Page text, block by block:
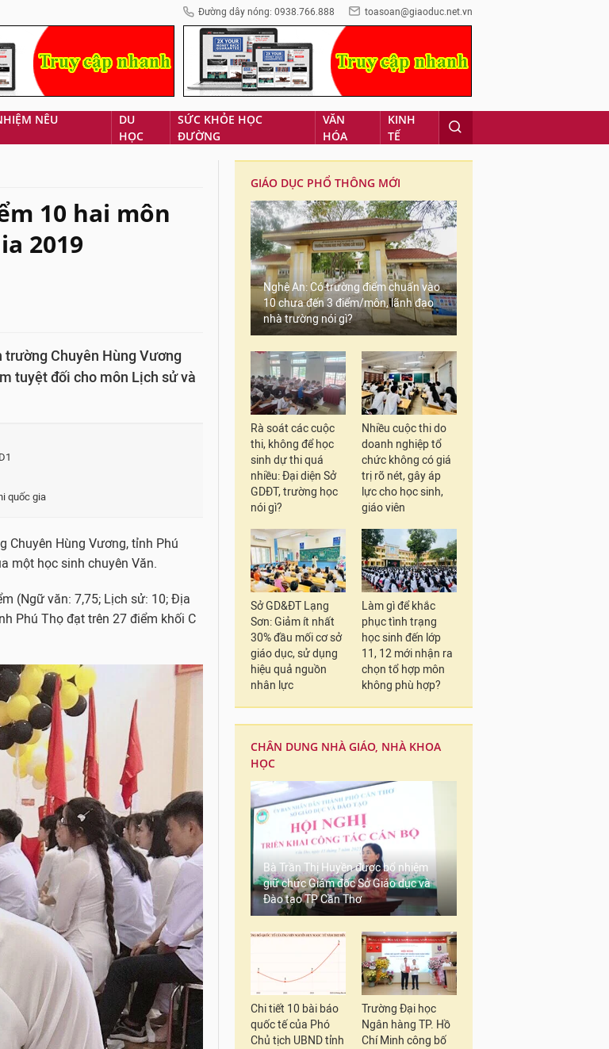
Đường dây nóng: 0938.766.888 toasoan@giaoduc.net.vn
NÊU
DU
HỌC
SỨC KHỎE HỌC
ĐƯỜNG
VĂN
HÓA
KINH
TẾ
10 hai môn
2019
trường Chuyên Hùng Vương
tuyệt đối cho môn Lịch sử và
quốc gia
Chuyên Hùng Vương, tỉnh Phú
một học sinh chuyên Văn.
(Ngữ văn: 7,75; Lịch sử: 10; Địa
Phú Thọ đạt trên 27 điểm khối C
GIÁO DỤC PHỔ THÔNG MỚI
Nghệ An: Có trường điểm chuẩn vào
10 chưa đến 3 điểm/môn, lãnh đạo
nhà trường nói gì?
Rà soát các cuộc
thi, không để học
sinh dự thi quá
nhiều: Đại diện Sở
GDĐT, trường học
nói gì?
Nhiều cuộc thi do
doanh nghiệp tổ
chức không có giá
trị rõ nét, gây áp
lực cho học sinh,
giáo viên
Sở GD&ĐT Lạng
Sơn: Giảm ít nhất
30% đầu mối cơ sở
giáo dục, sử dụng
hiệu quả nguồn
nhân lực
Làm gì để khắc
phục tình trạng
học sinh đến lớp
11, 12 mới nhận ra
chọn tổ hợp môn
không phù hợp?
CHÂN DUNG NHÀ GIÁO, NHÀ KHOA
HỌC
Bà Trần Thị Huyền được bổ nhiệm
giữ chức Giám đốc Sở Giáo dục và
Đào tạo TP Cần Thơ
Chi tiết 10 bài báo
quốc tế của Phó
Chủ tịch UBND tỉnh
Trường Đại học
Ngân hàng TP. Hồ
Chí Minh công bố